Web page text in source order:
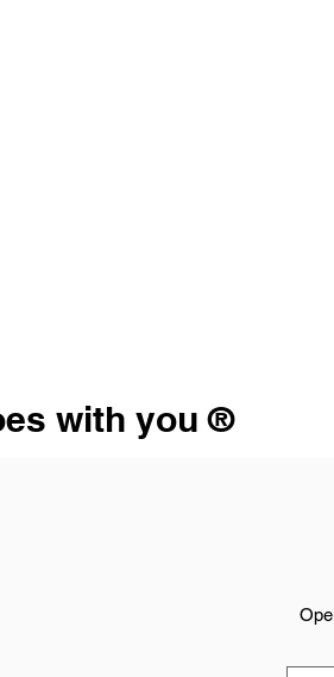
with you ®